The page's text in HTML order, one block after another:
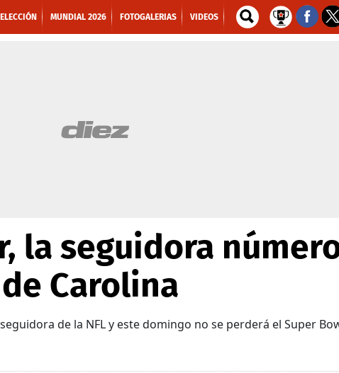
MUNDIAL 2026 FOTOGALERIAS VIDEOS
la seguidora
Carolina
de la NFL y este domingo no se perderá el Super